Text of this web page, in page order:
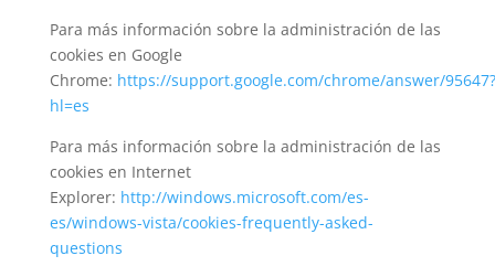
Para más información sobre la administración de las
cookies en Google
Chrome: https://support.google.com/chrome/answer/95647?
hl=es
Para más información sobre la administración de las
cookies en Internet
Explorer: http://windows.microsoft.com/es-
es/windows-vista/cookies-frequently-asked-
questions